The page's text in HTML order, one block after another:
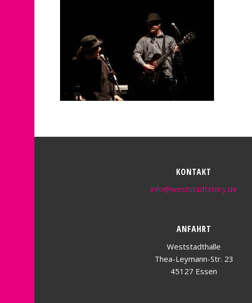
KONTAKT
info@weststadtstory.de
ANFAHRT
Weststadthalle
Thea-Leymann-Str. 23
45127 Essen